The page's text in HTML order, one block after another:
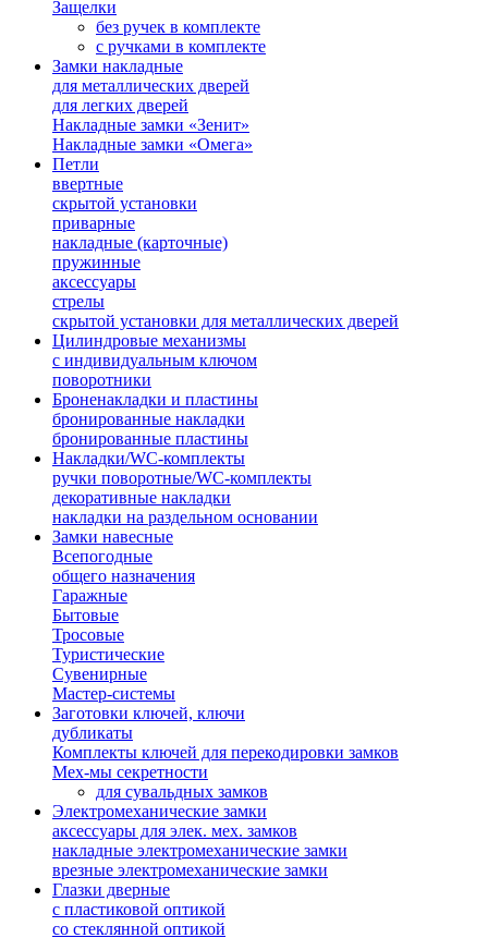
Защелки
без ручек в комплекте
с ручками в комплекте
Замки накладные
для металлических дверей
для легких дверей
Накладные замки «Зенит»
Накладные замки «Омега»
Петли
ввертные
скрытой установки
приварные
накладные (карточные)
пружинные
аксессуары
стрелы
скрытой установки для металлических дверей
Цилиндровые механизмы
с индивидуальным ключом
поворотники
Броненакладки и пластины
бронированные накладки
бронированные пластины
Накладки/WC-комплекты
ручки поворотные/WC-комплекты
декоративные накладки
накладки на раздельном основании
Замки навесные
Всепогодные
общего назначения
Гаражные
Бытовые
Тросовые
Туристические
Сувенирные
Мастер-системы
Заготовки ключей, ключи
дубликаты
Комплекты ключей для перекодировки замков
Мех-мы секретности
для сувальдных замков
Электромеханические замки
аксессуары для элек. мех. замков
накладные электромеханические замки
врезные электромеханические замки
Глазки дверные
с пластиковой оптикой
со стеклянной оптикой